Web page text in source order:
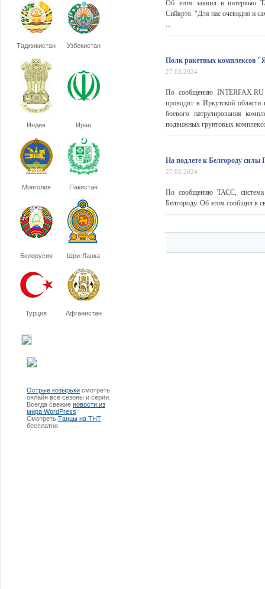
Таджикистан Узбекистан
Индия Иран
Монголия Пакистан
Белорусия Шри-Ланка
Турция Афганистан
Острые козырьки смотреть
онлайн все сезоны и серии.
Всегда свежие новости из
мира WordPress
Смотреть Танцы на ТНТ
бесплатно
Об этом заявил в интервью
Сийярто. "Для нас очевидно и
...
Полк ракетных комплексов
27.03.2024
По сообщению INTERFAX.RU
проводят в Иркутской
боевого патрулирования
подвижных грунтовых
На подлете к Белгороду
27.03.2024
По сообщению ТАСС,
Белгороду. Об этом сообщил в